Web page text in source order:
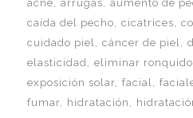
acné arrugas aumento de
caída del pecho
cicatrices
cuidado piel
cáncer de piel
elasticidad
eliminar ronquido
exposición solar
facial
fumar
hidratación